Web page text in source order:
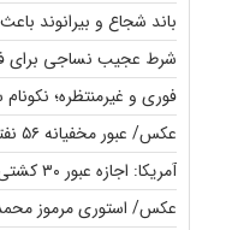
باند شجاع و بیرانوند
شرط عجیب نساجی برای
فوری و غیرمنتظره؛‌
عکس/ عبور مخفیانه ۵۶ نفتکش از مسیر عمانیِ تنگه هرمز
آمریکا: اجازه عبور ۳۰ کشتی به مقصد ایران را دادیم
عکس/ استوری مرموز